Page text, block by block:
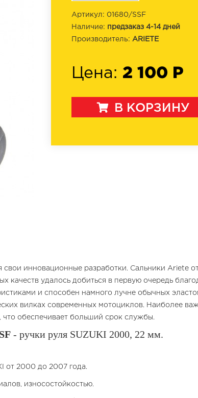
Артикул: 01680/SSF
Наличие: предзаказ 4-14 дней
Производитель: ARIETE
Цена: 2 100 Р
В КОРЗИНУ
свои инновационные разработки. Сальники Ariete
качеств удалось добиться в первую очередь
и способен намного лучне обычных
вилках современных мотоциклов. Наиболее
что обеспечивает больший срок службы.
- ручки руля SUZUKI 2000, 22 мм.
от 2000 до 2007 года.
износостойкостью.